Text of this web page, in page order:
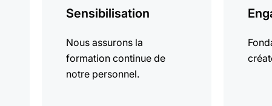
Sensibilisation
Nous assurons la
formation continue de
notre personnel.